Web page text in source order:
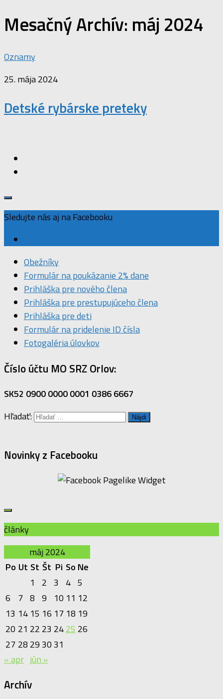
Mesačný Archív: máj 2024
Oznamy
25. mája 2024
Detské rybárske preteky
Sledujte nás aj na Facebooku
Obežníky
Formulár na poukázanie 2% dane
Prihláška pre nového člena
Prihláška pre prestupujúceho člena
Prihláška pre deti
Formulár na pridelenie ID čísla
Fotogaléria úlovkov
Číslo účtu MO SRZ Orlov:
SK52 0900 0000 0001 0386 6667
Hľadať:
Novinky z Facebooku
články
máj 2024
Po Ut St Št Pi So Ne
1
2 3 4 5
6
7 8 9 10 11 12
13 14 15 16 17 18 19
20 21 22 23 2425 26
27 28 293031
« apr jún »
Archív